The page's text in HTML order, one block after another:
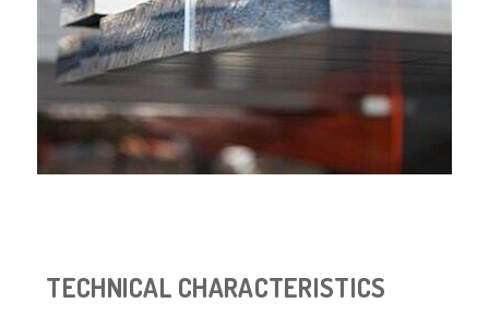
TECHNICAL CHARACTERISTICS